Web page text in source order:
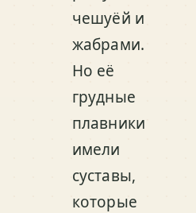
чешуёй и
жабрами.
Но её
грудные
плавники
имели
суставы,
которые